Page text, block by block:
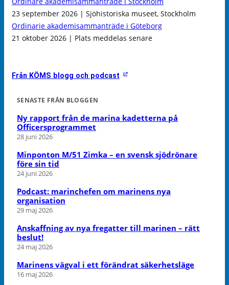
23 september 2026 | Sjöhistoriska museet, Stockholm
Ordinarie akademisammanträde i Göteborg
21 oktober 2026 | Plats meddelas senare
Från KÖMS blogg och podcast
SENASTE FRÅN BLOGGEN
Ny rapport från de marina kadetterna på
Officersprogrammet
28 juni 2026
Minponton M/51 Zimka – en svensk sjödrönare
före sin tid
24 juni 2026
Podcast: marinchefen om marinens nya
organisation
29 maj 2026
Anskaffning av nya fregatter till marinen – rätt
beslut!
24 maj 2026
Marinens vägval i ett förändrat säkerhetsläge
16 maj 2026